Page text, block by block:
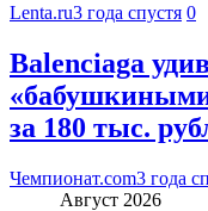
Lenta.ru3 года спустя 0
Balenciaga
за 180 тыс.
Чемпионат.com3 года
Август 2026